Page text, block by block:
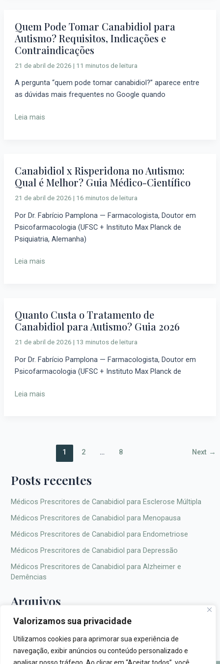
Valorizamos sua privacidade
Utilizamos cookies para aprimorar sua experiência de
navegação, exibir anúncios ou conteúdo personalizado e
Famílias
Quem Pode Tomar Canabidiol para
Autismo? Requisitos, Indicações e
Contraindicações
21 de abril de 2026 | 11 minutos de leitura
A pergunta “quem pode tomar canabidiol?” aparece entre
as dúvidas mais frequentes no Google quando
Quem
Pode
Tomar
Canabidiol
Autismo?
Requisitos,
e
Leia mais
Canabidiol x Risperidona no Autismo:
Qual é Melhor? Guia Médico-Científico
21 de abril de 2026 | 16 minutos de leitura
Por Dr. Fabrício Pamplona — Farmacologista, Doutor em
Psicofarmacologia (UFSC + Instituto Max Planck de
Psiquiatria, Alemanha)
Canabidiol
x
Risperidona
Autismo:
Qual
é
Guia
Leia mais
Quanto Custa o Tratamento de
Canabidiol para Autismo? Guia 2026
21 de abril de 2026 | 13 minutos de leitura
Por Dr. Fabrício Pamplona — Farmacologista, Doutor em
Psicofarmacologia (UFSC + Instituto Max Planck de
Quanto
Custa
o
de
Canabidiol
Autismo?
Leia mais
1 2 … 8 Next →
Posts recentes
Médicos Prescritores de Canabidiol para Esclerose Múltipla
Médicos Prescritores de Canabidiol para Menopausa
Médicos Prescritores de Canabidiol para Endometriose
Médicos Prescritores de Canabidiol para Depressão
Médicos Prescritores de Canabidiol para Alzheimer e
Demências
Arquivos